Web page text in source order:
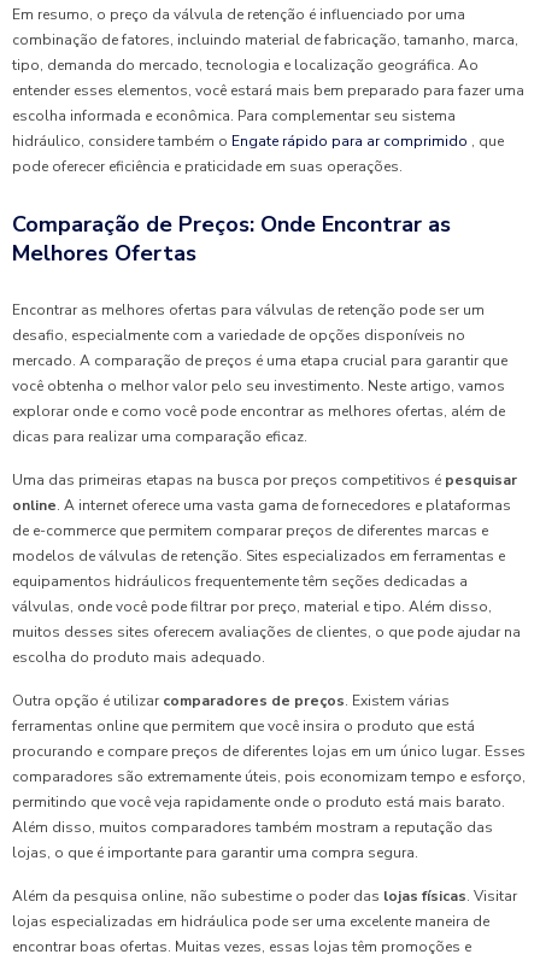
Em resumo, o preço da válvula de retenção é influenciado por uma
combinação de fatores, incluindo material de fabricação, tamanho, marca,
tipo, demanda do mercado, tecnologia e localização geográfica. Ao
entender esses elementos, você estará mais bem preparado para fazer uma
escolha informada e econômica. Para complementar seu sistema
hidráulico, considere também o Engate rápido para ar comprimido , que
pode oferecer eficiência e praticidade em suas operações.
Comparação de Preços: Onde Encontrar as
Melhores Ofertas
Encontrar as melhores ofertas para válvulas de retenção pode ser um
desafio, especialmente com a variedade de opções disponíveis no
mercado. A comparação de preços é uma etapa crucial para garantir que
você obtenha o melhor valor pelo seu investimento. Neste artigo, vamos
explorar onde e como você pode encontrar as melhores ofertas, além de
dicas para realizar uma comparação eficaz.
Uma das primeiras etapas na busca por preços competitivos é pesquisar
online. A internet oferece uma vasta gama de fornecedores e plataformas
de e-commerce que permitem comparar preços de diferentes marcas e
modelos de válvulas de retenção. Sites especializados em ferramentas e
equipamentos hidráulicos frequentemente têm seções dedicadas a
válvulas, onde você pode filtrar por preço, material e tipo. Além disso,
muitos desses sites oferecem avaliações de clientes, o que pode ajudar na
escolha do produto mais adequado.
Outra opção é utilizar comparadores de preços. Existem várias
ferramentas online que permitem que você insira o produto que está
procurando e compare preços de diferentes lojas em um único lugar. Esses
comparadores são extremamente úteis, pois economizam tempo e esforço,
permitindo que você veja rapidamente onde o produto está mais barato.
Além disso, muitos comparadores também mostram a reputação das
lojas, o que é importante para garantir uma compra segura.
Além da pesquisa online, não subestime o poder das lojas físicas. Visitar
lojas especializadas em hidráulica pode ser uma excelente maneira de
encontrar boas ofertas. Muitas vezes, essas lojas têm promoções e